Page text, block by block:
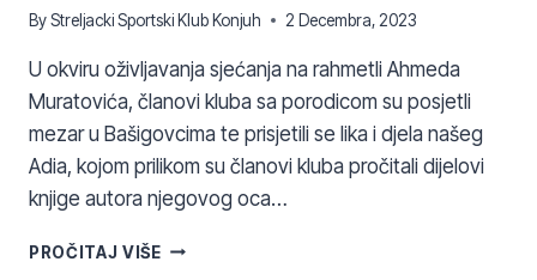
ByStreljacki Sportski Klub Konjuh 2 Decembra, 2023
U okviru oživljavanja sjećanja na rahmetli Ahmeda
Muratovića, članovi kluba sa porodicom su posjetli
mezar u Bašigovcima te prisjetili se lika i djela našeg
Adia, kojom prilikom su članovi kluba pročitali dijelovi
knjige autora njegovog oca…
PROČITAJ VIŠEMEMORIJALNI